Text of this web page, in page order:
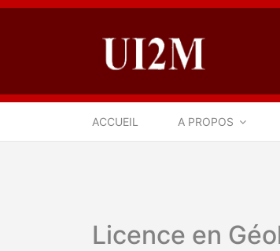
ACCUEIL A PROPOS
Licence en